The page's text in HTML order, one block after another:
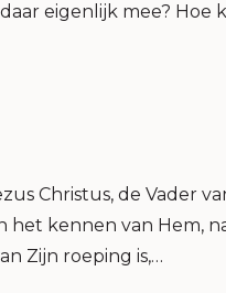
eigenlijk mee? Hoe
Christus, de Vader
het kennen van Hem,
Zijn roeping is,…